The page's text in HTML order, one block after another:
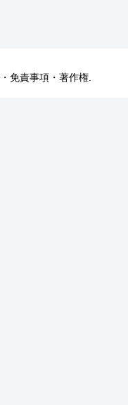
免責事項・著作権.